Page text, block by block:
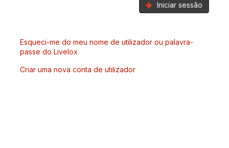
Iniciar sessão
Esqueci-me do meu nome de utilizador ou palavra-
passe do Livelox
Criar uma nova conta de utilizador